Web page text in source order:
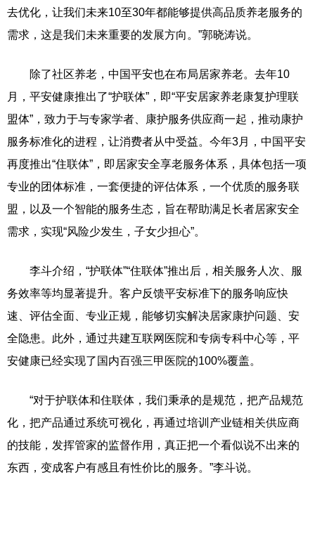
去优化，让我们未来10至30年都能够提供高品质养老服务的
需求，这是我们未来重要的发展方向。”郭晓涛说。
除了社区养老，中国平安也在布局居家养老。去年10
月，平安健康推出了“护联体”，即“平安居家养老康复护理联
盟体”，致力于与专家学者、康护服务供应商一起，推动康护
服务标准化的进程，让消费者从中受益。今年3月，中国平安
再度推出“住联体”，即居家安全享老服务体系，具体包括一项
专业的团体标准，一套便捷的评估体系，一个优质的服务联
盟，以及一个智能的服务生态，旨在帮助满足长者居家安全
需求，实现“风险少发生，子女少担心”。
李斗介绍，“护联体”“住联体”推出后，相关服务人次、服
务效率等均显著提升。客户反馈平安标准下的服务响应快
速、评估全面、专业正规，能够切实解决居家康护问题、安
全隐患。此外，通过共建互联网医院和专病专科中心等，平
安健康已经实现了国内百强三甲医院的100%覆盖。
“对于护联体和住联体，我们秉承的是规范，把产品规范
化，把产品通过系统可视化，再通过培训产业链相关供应商
的技能，发挥管家的监督作用，真正把一个看似说不出来的
东西，变成客户有感且有性价比的服务。”李斗说。